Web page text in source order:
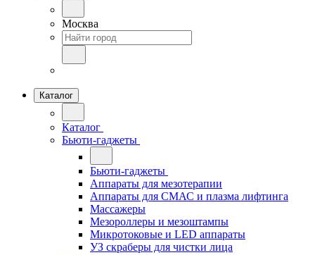
Москва
Каталог
Каталог
Бьюти-гаджеты
Бьюти-гаджеты
Аппараты для мезотерапии
Аппараты для СМАС и плазма лифтинга
Массажеры
Мезороллеры и мезоштампы
Микротоковые и LED аппараты
УЗ скраберы для чистки лица